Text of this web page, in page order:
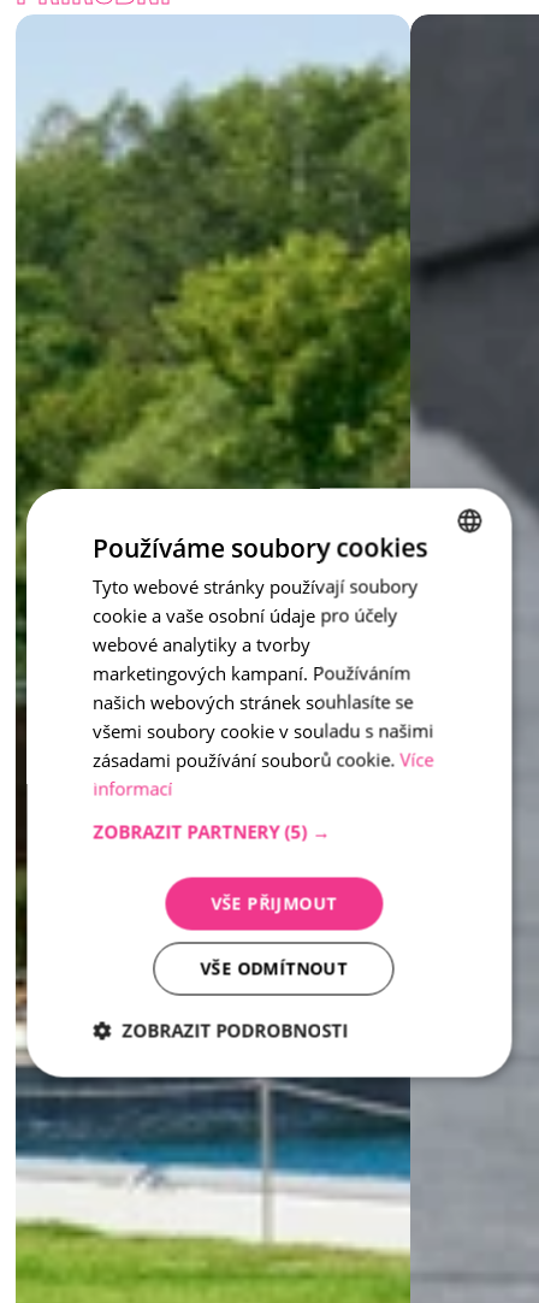
Proměníte svoji terasu s dokonalým prvkem i vy? Objevte
CZECH
Používáme soubory cookies
Tyto webové stránky používají soubory
cookie a vaše osobní údaje pro účely
webové analytiky a tvorby
marketingových kampaní. Používáním
našich webových stránek souhlasíte se
všemi soubory cookie v souladu s našimi
zásadami používání souborů cookie. Více
informací
ZOBRAZIT PARTNERY (5) →
VŠE PŘIJMOUT
VŠE ODMÍTNOUT
ZOBRAZIT PODROBNOSTI
Nezbytně
nutné
soubory
Analytika Marketing
Nezbytně nutné soubory